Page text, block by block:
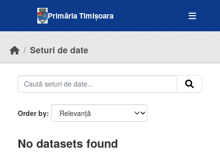
Primăria Timișoara
Seturi de date
Order by
No datasets found